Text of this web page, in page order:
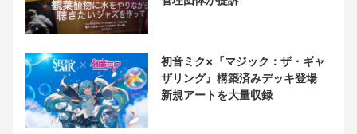
初音ミク×『マジック：ザ・ギャ
ザリング』構築済みデッキ登場
新規アートを大量収録